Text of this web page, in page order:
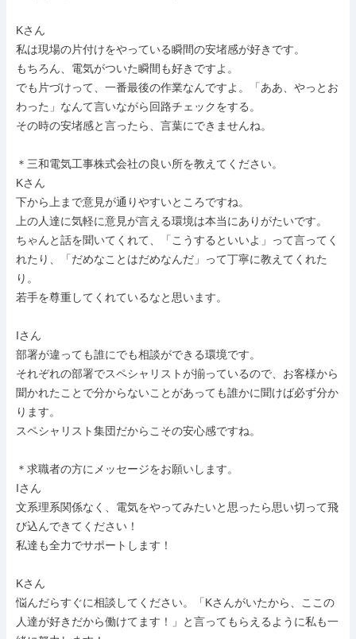
Kさん
私は現場の片付けをやっている瞬間の安堵感が好きです。
もちろん、電気がついた瞬間も好きですよ。
でも片づけって、一番最後の作業なんですよ。「ああ、やっとお
わった」なんて言いながら回路チェックをする。
その時の安堵感と言ったら、言葉にできませんね。
＊三和電気工事株式会社の良い所を教えてください。
Kさん
下から上まで意見が通りやすいところですね。
上の人達に気軽に意見が言える環境は本当にありがたいです。
ちゃんと話を聞いてくれて、「こうするといいよ」って言ってく
れたり、「だめなことはだめなんだ」って丁寧に教えてくれた
り。
若手を尊重してくれているなと思います。
Iさん
部署が違っても誰にでも相談ができる環境です。
それぞれの部署でスペシャリストが揃っているので、お客様から
聞かれたことで分からないことがあっても誰かに聞けば必ず分か
ります。
スペシャリスト集団だからこその安心感ですね。
＊求職者の方にメッセージをお願いします。
Iさん
文系理系関係なく、電気をやってみたいと思ったら思い切って飛
び込んできてください！
私達も全力でサポートします！
Kさん
悩んだらすぐに相談してください。「Kさんがいたから、ここの
人達が好きだから働けてます！」と言ってもらえるように私も一